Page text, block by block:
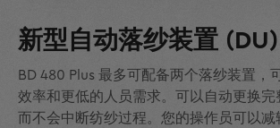
新型自动落纱装置 (DU)
BD 480 Plus 最多可配备两个落纱装置，
效率和更低的人员需求。可以自动更换完
而不会中断纺纱过程。您的操作员可以减